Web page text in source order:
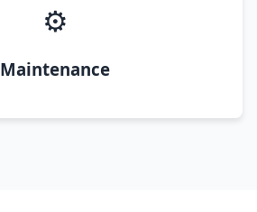
⚙️
Maintenance